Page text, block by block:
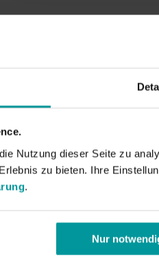
Nutzung dieser Seite zu
zu bieten. Ihre
.
Nur